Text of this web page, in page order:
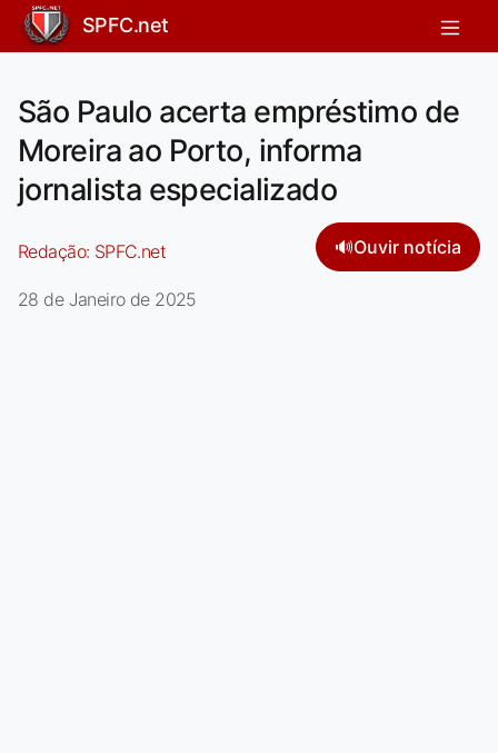
SPFC.net
São Paulo acerta empréstimo de
Moreira ao Porto, informa
jornalista especializado
Redação: SPFC.net 🔊Ouvir notícia
28 de Janeiro de 2025